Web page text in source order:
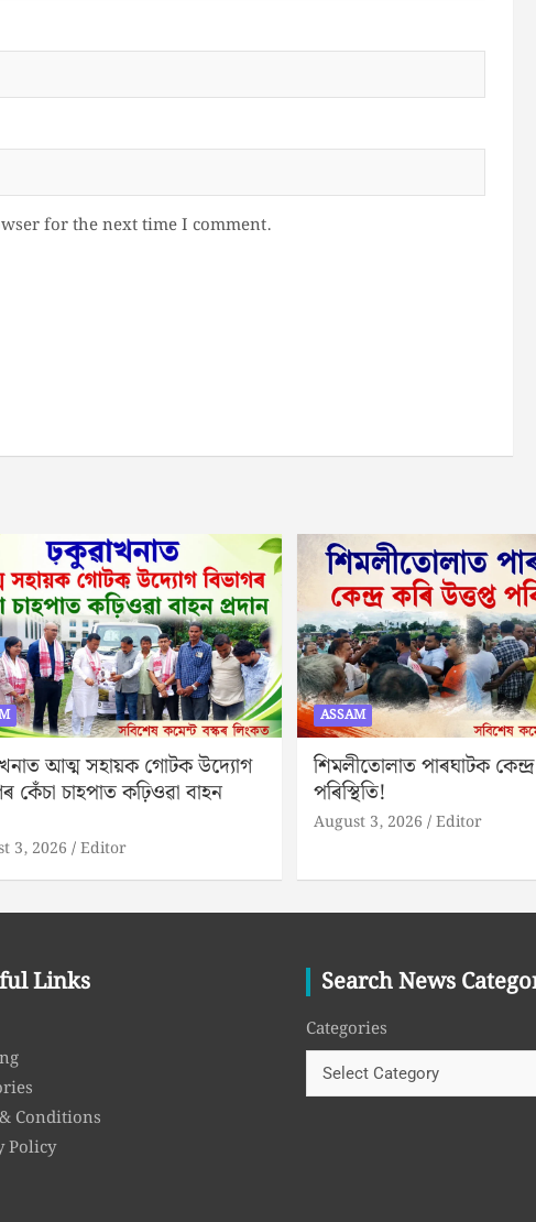
for the next time I comment.
আত্ম সহায়ক গোটক উদ্যোগ
কেঁচা চাহপাত কঢ়িওৱা বাহন
3, 2026 Editor
ASSAM
শিমলীতোলাত পাৰঘাটক
পৰিস্থিতি!
August 3, 2026 Editor
Links
Conditions
Policy
Search News
Categories